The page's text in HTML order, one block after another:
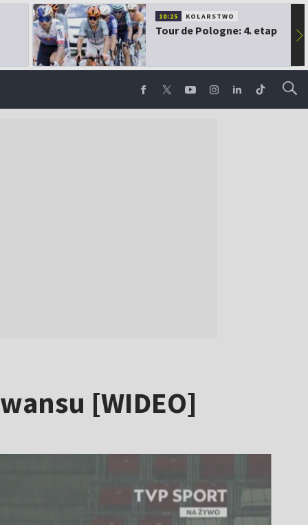
10:25 KOLARSTWO
Tour de Pologne: 4. etap ▶
[WIDEO]